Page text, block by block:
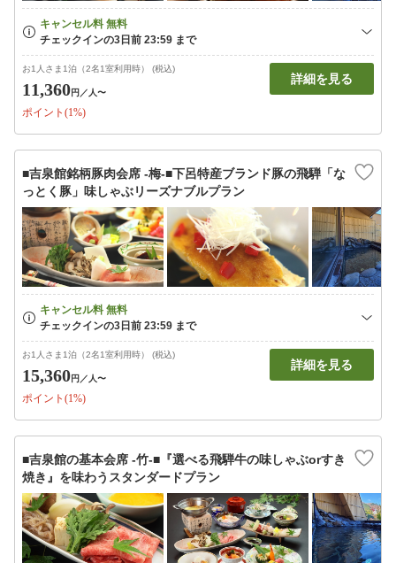
お1人さま1泊（2名1室利用時） (税込)
11,360円 ／人〜
ポイント(1%)
詳細を見る
■吉泉館銘柄豚肉会席 -梅-■下呂特産ブランド豚の飛騨「な
っとく豚」味しゃぶリーズナブルプラン
お1人さま1泊（2名1室利用時） (税込)
15,360円 ／人〜
ポイント(1%)
詳細を見る
■吉泉館の基本会席 -竹-■『選べる飛騨牛の味しゃぶorすき
焼き』を味わうスタンダードプラン